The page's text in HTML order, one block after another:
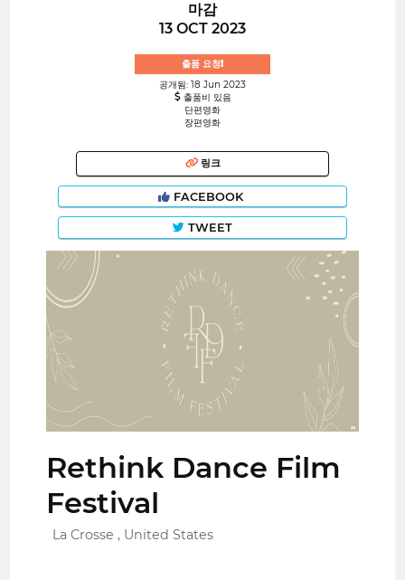
마감
13 OCT 2023
출품 요청!
공개됨: 18 Jun 2023
출품비 있음
단편영화
장편영화
링크
FACEBOOK
TWEET
Rethink Dance Film
Festival
La Crosse , United States